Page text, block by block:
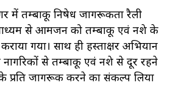
में तम्बाकू निषेध जागरूकता रैली
से आमजन को तम्बाकू एवं नशे के
गया। साथ ही हस्ताक्षर अभियान
नागरिकों से तम्बाकू एवं नशे से दूर रहने
प्रति जागरूक करने का संकल्प लिया